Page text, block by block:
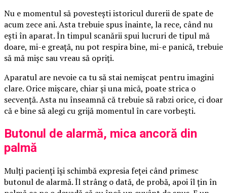
Nu e momentul să povestești istoricul durerii de spate de
acum zece ani. Asta trebuie spus înainte, la rece, când nu
ești în aparat. În timpul scanării spui lucruri de tipul mă
doare, mi-e greață, nu pot respira bine, mi-e panică, trebuie
să mă mișc sau vreau să opriți.
Aparatul are nevoie ca tu să stai nemișcat pentru imagini
clare. Orice mișcare, chiar și una mică, poate strica o
secvență. Asta nu înseamnă că trebuie să rabzi orice, ci doar
că e bine să alegi cu grijă momentul în care vorbești.
Butonul de alarmă, mica ancoră din
palmă
Mulți pacienți își schimbă expresia feței când primesc
butonul de alarmă. Îl strâng o dată, de probă, apoi îl țin în